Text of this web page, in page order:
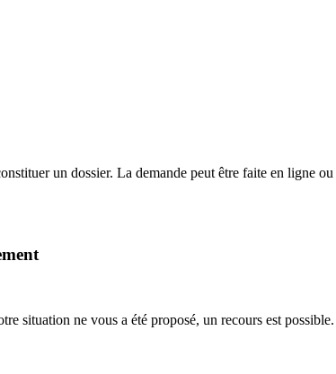
un dossier. La demande peut être faite en ligne
situation ne vous a été proposé, un recours est